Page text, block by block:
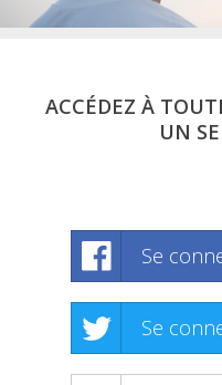
ACCÉDEZ À
UN
Se
Se